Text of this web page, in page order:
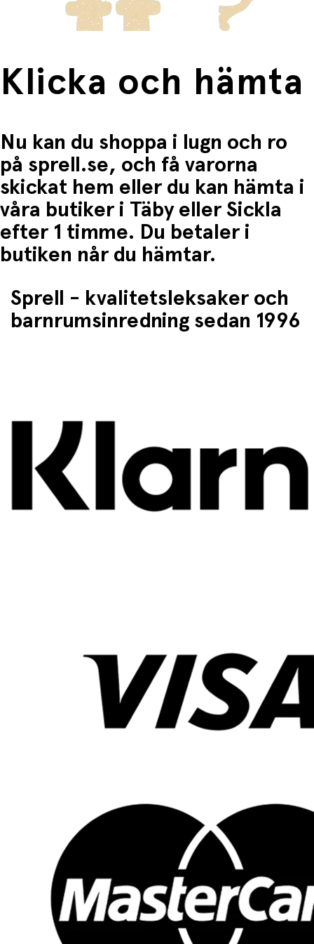
Klicka och hämta
Nu kan du shoppa i lugn och ro
på sprell.se, och få varorna
skickat hem eller du kan hämta i
våra butiker i Täby eller Sickla
efter 1 timme. Du betaler i
butiken når du hämtar.
Sprell - kvalitetsleksaker och
barnrumsinredning sedan 1996